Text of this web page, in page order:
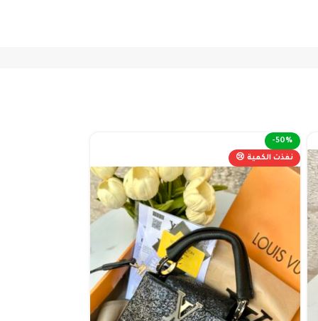
-50%
نفذت الكمية 😢